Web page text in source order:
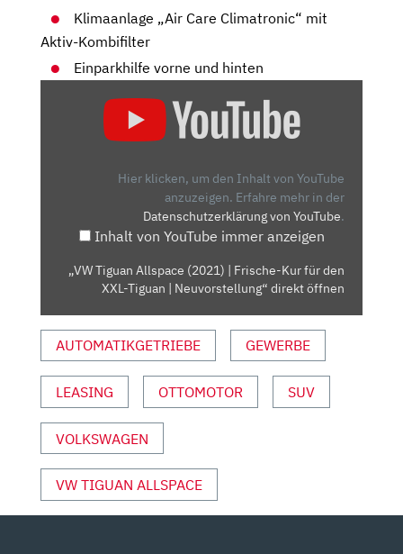
Klimaanlage „Air Care Climatronic“ mit
Aktiv-Kombifilter
Einparkhilfe vorne und hinten
ALLSPACE
VON
YOUTUBE
Hier klicken, um den Inhalt von YouTube
anzuzeigen. Erfahre mehr in der
Datenschutzerklärung von YouTube.
Inhalt von YouTube immer anzeigen
„VW Tiguan Allspace (2021) | Frische-Kur für den
XXL-Tiguan | Neuvorstellung“ direkt öffnen
AUTOMATIKGETRIEBE GEWERBE
LEASING OTTOMOTOR SUV
VOLKSWAGEN
VW TIGUAN ALLSPACE